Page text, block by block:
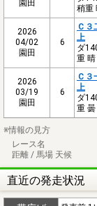
園田
稍重
2026
04/02
園田
6
Ｃ
上
ダ
重 晴
2026
03/19
園田
6
Ｃ
上
ダ
重 曇
※情報の見方
レース名
距離 / 馬場 天候
直近の発走状況